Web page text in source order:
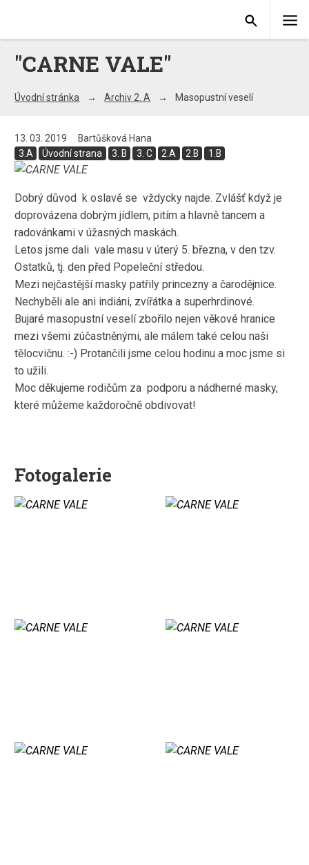
"CARNE VALE"
Úvodní stránka Archiv 2. A Masopustní veselí
13. 03. 2019
Bartůšková Hana
3.A
Úvodní strana 3. B 3. C 2.A 2.B 1.B
Dobrý důvod k oslavě se vždycky najde. Zvlášť když je
doprovázena dobrým jídlem, pitím a hlavně tancem a
radovánkami v úžasných maskách.
Letos jsme dali vale masu v úterý 5. března, v den tzv.
Ostatků, tj. den před Popeleční středou.
Mezi nejčastější masky patřily princezny a čarodějnice.
Nechyběli ale ani indiáni, zvířátka a superhrdinové.
Bujaré masopustní veselí zbořilo nejen věkové hranice
mezi všemi zúčastněnými, ale málem také celou naši
tělocvičnu. :-) Protančili jsme celou hodinu a moc jsme si
to užili.
Moc děkujeme rodičům za podporu a nádherné masky,
které můžeme každoročně obdivovat!
Fotogalerie